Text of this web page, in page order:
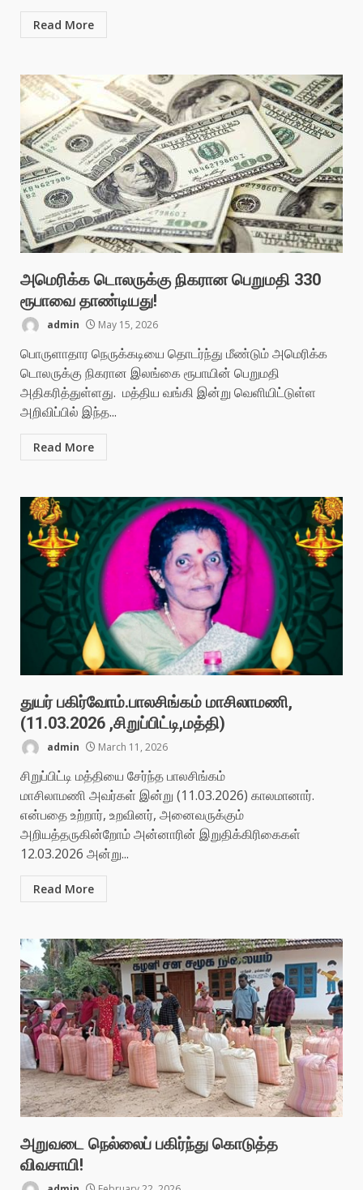
Read More
அமெரிக்க டொலருக்கு நிகரான பெறுமதி 330
ரூபாவை தாண்டியது!
admin May 15, 2026
பொருளாதார நெருக்கடியை தொடர்ந்து மீண்டும் அமெரிக்க
டொலருக்கு நிகரான இலங்கை ரூபாயின் பெறுமதி
அதிகரித்துள்ளது. மத்திய வங்கி இன்று வெளியிட்டுள்ள
அறிவிப்பில் இந்த...
Read More
துயர் பகிர்வோம்.பாலசிங்கம் மாசிலாமணி,
(11.03.2026 ,சிறுப்பிட்டி,மத்தி)
admin March 11, 2026
சிறுப்பிட்டி மத்தியை சேர்ந்த பாலசிங்கம்
மாசிலாமணி அவர்கள் இன்று (11.03.2026) காலமானார்.
என்பதை உற்றார், உறவினர், அனைவருக்கும்
அறியத்தருகின்றோம் அன்னாரின் இறுதிக்கிரிகைகள்
12.03.2026 அன்று...
Read More
அறுவடை நெல்லைப் பகிர்ந்து கொடுத்த
விவசாயி!